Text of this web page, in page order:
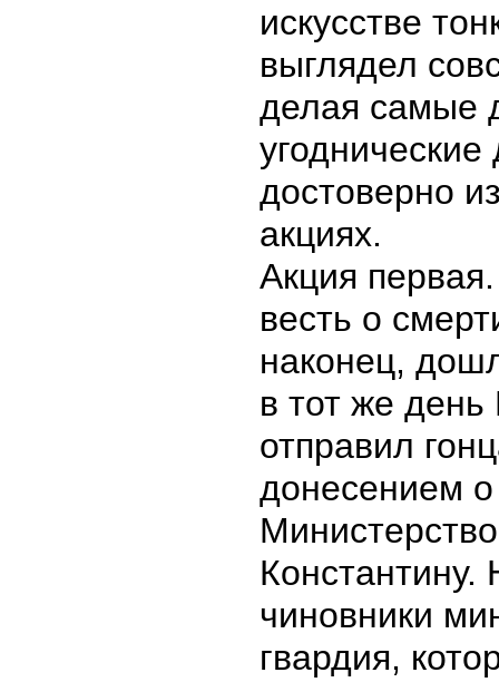
искусстве
выглядел
делая самые
достоверно
акциях.
Акция
весть о
наконец,
в тот же день
отправил
донесением
Константину.
чиновники
гвардия,